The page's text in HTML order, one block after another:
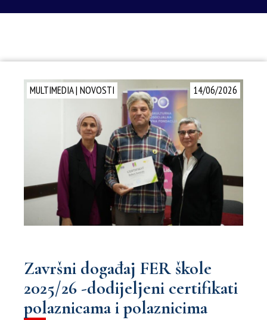
14/06/2026
MULTIMEDIA| NOVOSTI
Završni događaj FER škole
2025/26 -dodijeljeni certifikati
polaznicama i polaznicima